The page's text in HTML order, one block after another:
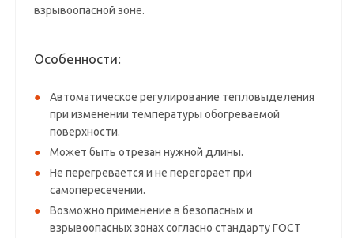
взрывоопасной зоне.
Особенности:
Автоматическое регулирование тепловыделения
при изменении температуры обогреваемой
поверхности.
Может быть отрезан нужной длины.
Не перегревается и не перегорает при
самопересечении.
Возможно применение в безопасных и
взрывоопасных зонах согласно стандарту ГОСТ